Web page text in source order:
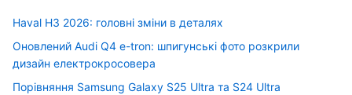
Haval H3 2026: головні зміни в деталях
Оновлений Audi Q4 e-tron: шпигунські фото розкрили
дизайн електрокросовера
Порівняння Samsung Galaxy S25 Ultra та S24 Ultra